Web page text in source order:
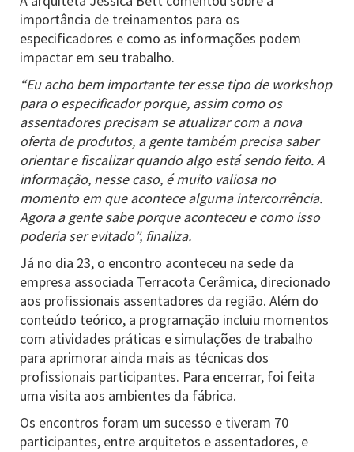
importância de treinamentos para os
especificadores e como as informações podem
impactar em seu trabalho.
“Eu acho bem importante ter esse tipo de workshop
para o especificador porque, assim como os
assentadores precisam se atualizar com a nova
oferta de produtos, a gente também precisa saber
orientar e fiscalizar quando algo está sendo feito. A
informação, nesse caso, é muito valiosa no
momento em que acontece alguma intercorrência.
Agora a gente sabe porque aconteceu e como isso
poderia ser evitado”, finaliza.
Já no dia 23, o encontro aconteceu na sede da
empresa associada Terracota Cerâmica, direcionado
aos profissionais assentadores da região. Além do
conteúdo teórico, a programação incluiu momentos
com atividades práticas e simulações de trabalho
para aprimorar ainda mais as técnicas dos
profissionais participantes. Para encerrar, foi feita
uma visita aos ambientes da fábrica.
Os encontros foram um sucesso e tiveram 70
participantes, entre arquitetos e assentadores, e